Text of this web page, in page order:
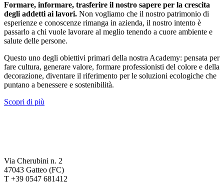
Formare, informare, trasferire il nostro sapere per la crescita
degli addetti ai lavori. Non vogliamo che il nostro patrimonio di
esperienze e conoscenze rimanga in azienda, il nostro intento è
passarlo a chi vuole lavorare al meglio tenendo a cuore ambiente e
salute delle persone.
Questo uno degli obiettivi primari della nostra Academy: pensata per
fare cultura, generare valore, formare professionisti del colore e della
decorazione, diventare il riferimento per le soluzioni ecologiche che
puntano a benessere e sostenibilità.
Scopri di più
Via Cherubini n. 2
47043 Gatteo (FC)
T +39 0547 681412